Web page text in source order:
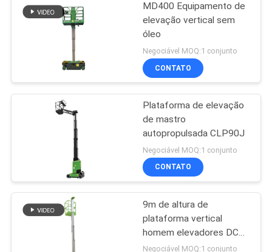
Plataforma de
trabalho aéreo
108
elevador do
crescimento
MD400 Equipamento de
elevação vertical sem
óleo
Negociável MOQ:1 conjunto
CONTATO
Plataforma de elevação
de mastro
autopropulsada CLP90J
Negociável MOQ:1 conjunto
CONTATO
9m de altura de
plataforma vertical
homem elevadores DC
alimentado por duplo
Negociável MOQ:1 conjunto